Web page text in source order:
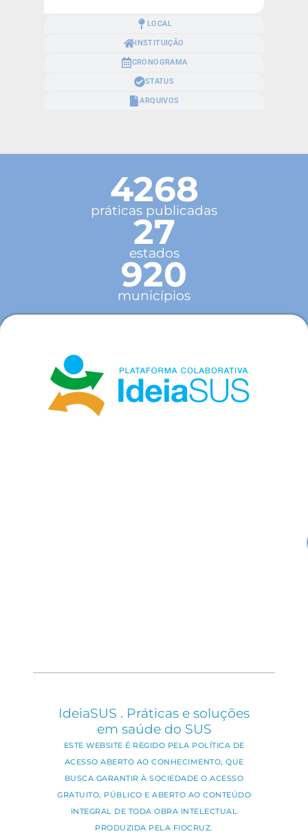
LOCAL
INSTITUIÇÃO
CRONOGRAMA
STATUS
ARQUIVOS
4268
práticas publicadas
27
estados
920
municípios
IdeiaSUS . Práticas e soluções
em saúde do SUS
ESTE WEBSITE É REGIDO PELA POLÍTICA DE
ACESSO ABERTO AO CONHECIMENTO, QUE
BUSCA GARANTIR À SOCIEDADE O ACESSO
GRATUITO, PÚBLICO E ABERTO AO CONTEÚDO
INTEGRAL DE TODA OBRA INTELECTUAL
PRODUZIDA PELA FIOCRUZ.